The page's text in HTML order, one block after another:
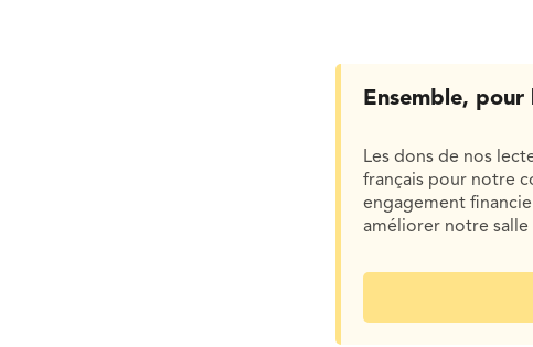
Ensemble,
Les dons de nos
français pour notre
engagement
améliorer notre salle